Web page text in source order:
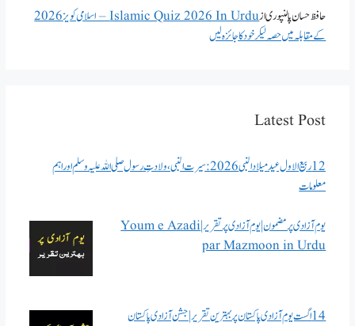
حافظ حسان پالنپوریاز
Islamic Quiz 2026 In Urdu – اسلامی کویز 2026
کے مقابلہ میں حصہ لیکر خود کا جائزہ لیں
Latest Post
12 ربیع الاول عید میلاد النبی 2026: سیرت النبی، ولادتِ رسول صلی اللہ علیہ وسلم اور اہم
معلومات
یوم آزادی پر مضمون | یوم آزادی پر تقریر | Youm e Azadi
par Mazmoon in Urdu
14 اگست یوم آزادی پاکستان پر بہترین تقریر | جشن آزادی پاکستان